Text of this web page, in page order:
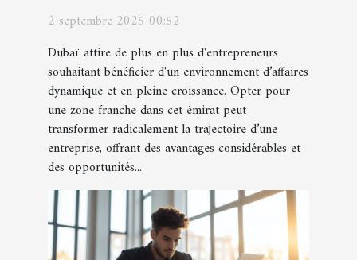
franche à Dubaï pour votre
entreprise ?
2 septembre 2025 00:52
Dubaï attire de plus en plus d'entrepreneurs
souhaitant bénéficier d'un environnement d’affaires
dynamique et en pleine croissance. Opter pour
une zone franche dans cet émirat peut
transformer radicalement la trajectoire d’une
entreprise, offrant des avantages considérables et
des opportunités...